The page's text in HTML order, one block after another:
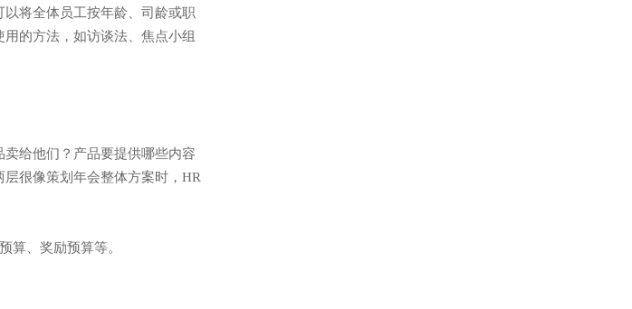
将全体员工按年龄、司龄或职
的方法，如访谈法、焦点小组
给他们？产品要提供哪些内容
很像策划年会整体方案时，HR
算、奖励预算等。
邮箱: CUSTOMER@GUANAITONG.COM